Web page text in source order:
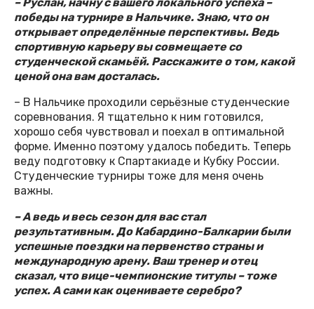
победы на турнире в Нальчике. Знаю, что он
открывает определённые перспективы. Ведь
спортивную карьеру вы совмещаете со
студенческой скамьёй. Расскажите о том, какой
ценой она вам досталась.
– В Нальчике проходили серьёзные студенческие
соревнования. Я тщательно к ним готовился,
хорошо себя чувствовал и поехал в оптимальной
форме. Именно поэтому удалось победить. Теперь
веду подготовку к Спартакиаде и Кубку России.
Студенческие турниры тоже для меня очень
важны.
– А ведь и весь сезон для вас стал
результативным. До Кабардино-Балкарии были
успешные поездки на первенство страны и
международную арену. Ваш тренер и отец
сказал, что вице-чемпионские титулы – тоже
успех. А сами как оцениваете серебро?